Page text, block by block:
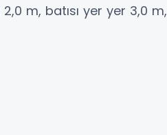
m, batısı yer yer 3,0 m,